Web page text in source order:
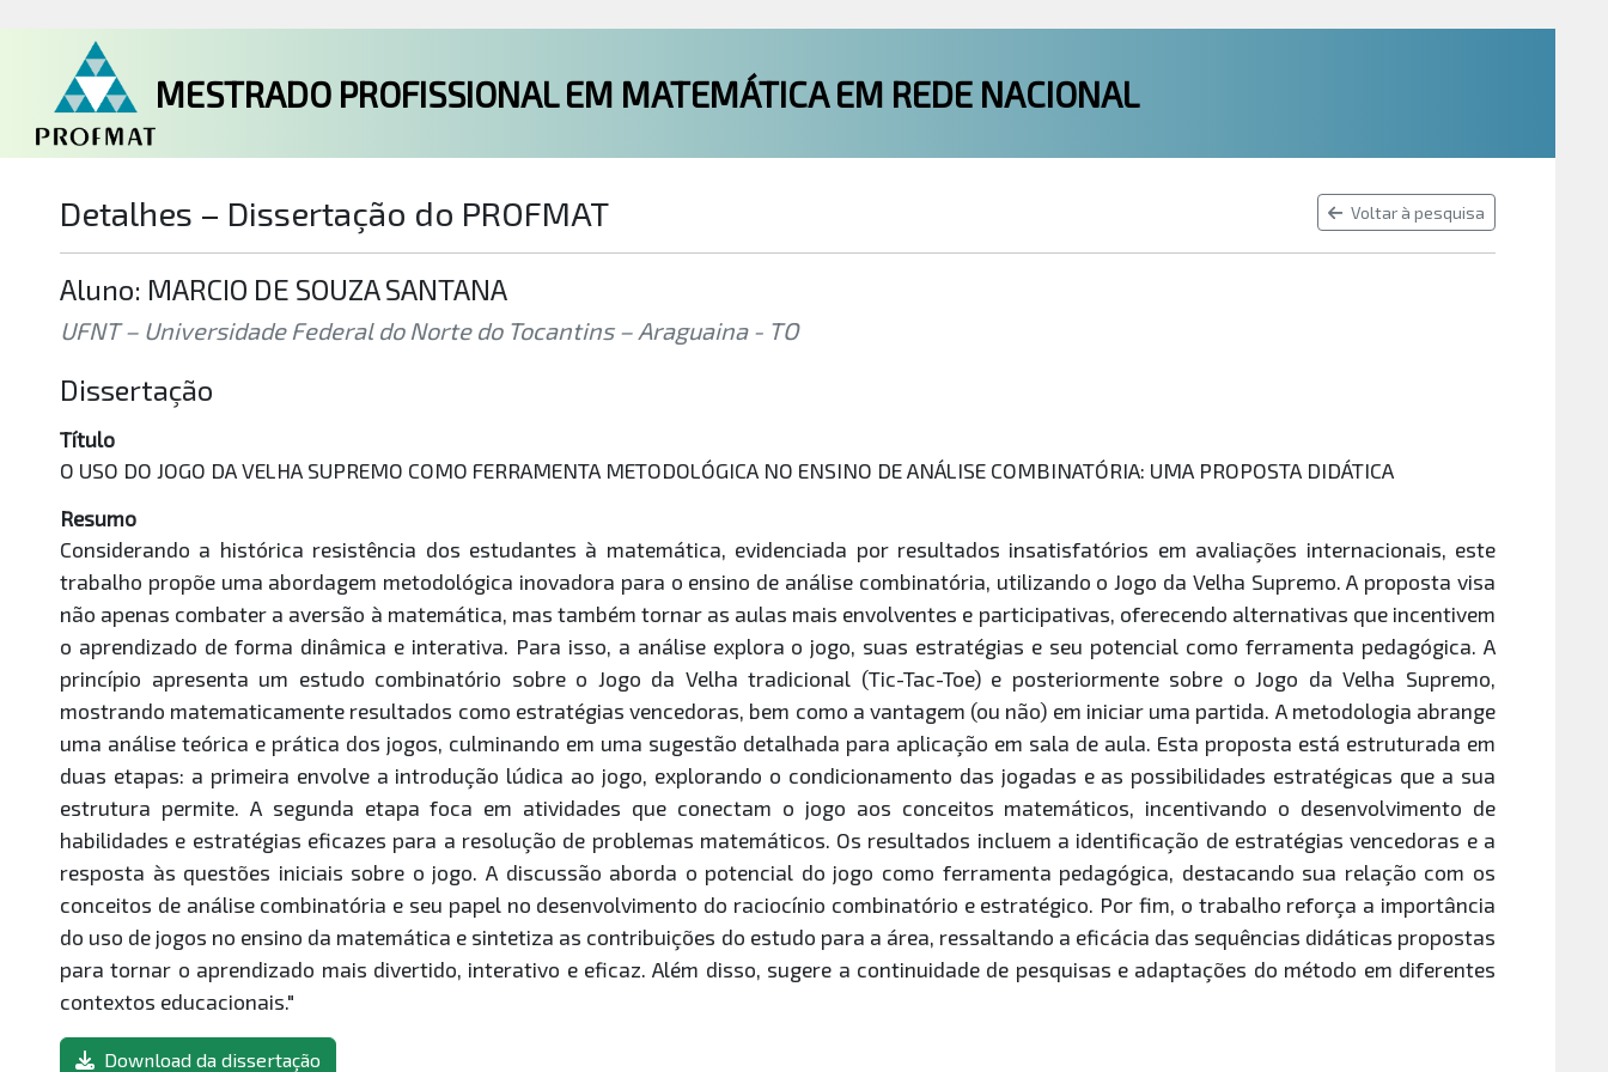
MESTRADO PROFISSIONAL EM MATEMÁTICA EM REDE NACIONAL
Detalhes – Dissertação do PROFMAT Voltar à pesquisa
Aluno: MARCIO DE SOUZA SANTANA
UFNT – Universidade Federal do Norte do Tocantins – Araguaina - TO
Dissertação
Título
O USO DO JOGO DA VELHA SUPREMO COMO FERRAMENTA METODOLÓGICA NO ENSINO DE ANÁLISE COMBINATÓRIA: UMA PROPOSTA DIDÁTICA
Resumo
Considerando a histórica resistência dos estudantes à matemática, evidenciada por resultados insatisfatórios em avaliações internacionais, este
trabalho propõe uma abordagem metodológica inovadora para o ensino de análise combinatória, utilizando o Jogo da Velha Supremo. A proposta visa
não apenas combater a aversão à matemática, mas também tornar as aulas mais envolventes e participativas, oferecendo alternativas que incentivem
o aprendizado de forma dinâmica e interativa. Para isso, a análise explora o jogo, suas estratégias e seu potencial como ferramenta pedagógica. A
princípio apresenta um estudo combinatório sobre o Jogo da Velha tradicional (Tic-Tac-Toe) e posteriormente sobre o Jogo da Velha Supremo,
mostrando matematicamente resultados como estratégias vencedoras, bem como a vantagem (ou não) em iniciar uma partida. A metodologia abrange
uma análise teórica e prática dos jogos, culminando em uma sugestão detalhada para aplicação em sala de aula. Esta proposta está estruturada em
duas etapas: a primeira envolve a introdução lúdica ao jogo, explorando o condicionamento das jogadas e as possibilidades estratégicas que a sua
estrutura permite. A segunda etapa foca em atividades que conectam o jogo aos conceitos matemáticos, incentivando o desenvolvimento de
habilidades e estratégias eficazes para a resolução de problemas matemáticos. Os resultados incluem a identificação de estratégias vencedoras e a
resposta às questões iniciais sobre o jogo. A discussão aborda o potencial do jogo como ferramenta pedagógica, destacando sua relação com os
conceitos de análise combinatória e seu papel no desenvolvimento do raciocínio combinatório e estratégico. Por fim, o trabalho reforça a importância
do uso de jogos no ensino da matemática e sintetiza as contribuições do estudo para a área, ressaltando a eficácia das sequências didáticas propostas
para tornar o aprendizado mais divertido, interativo e eficaz. Além disso, sugere a continuidade de pesquisas e adaptações do método em diferentes
contextos educacionais."
Download da dissertação